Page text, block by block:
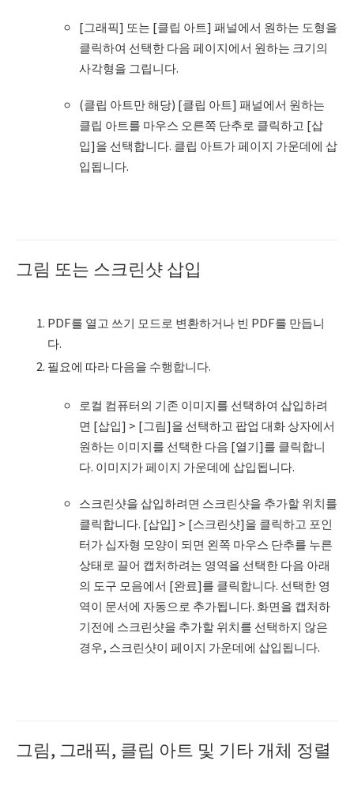
[그래픽] 또는 [클립 아트] 패널에서 원하는 도형을
클릭하여 선택한 다음 페이지에서 원하는 크기의
사각형을 그립니다.
(클립 아트만 해당) [클립 아트] 패널에서 원하는
클립 아트를 마우스 오른쪽 단추로 클릭하고 [삽
입]을 선택합니다. 클립 아트가 페이지 가운데에 삽
입됩니다.
그림 또는 스크린샷 삽입
PDF를 열고 쓰기 모드로 변환하거나 빈 PDF를 만듭니
다.
필요에 따라 다음을 수행합니다.
로컬 컴퓨터의 기존 이미지를 선택하여 삽입하려
면 [삽입] > [그림]을 선택하고 팝업 대화 상자에서
원하는 이미지를 선택한 다음 [열기]를 클릭합니
다. 이미지가 페이지 가운데에 삽입됩니다.
스크린샷을 삽입하려면 스크린샷을 추가할 위치를
클릭합니다. [삽입] > [스크린샷]을 클릭하고 포인
터가 십자형 모양이 되면 왼쪽 마우스 단추를 누른
상태로 끌어 캡처하려는 영역을 선택한 다음 아래
의 도구 모음에서 [완료]를 클릭합니다. 선택한 영
역이 문서에 자동으로 추가됩니다. 화면을 캡처하
기전에 스크린샷을 추가할 위치를 선택하지 않은
경우, 스크린샷이 페이지 가운데에 삽입됩니다.
그림, 그래픽, 클립 아트 및 기타 개체 정렬